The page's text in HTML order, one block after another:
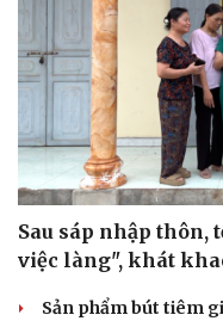
Sau sáp nhập thôn,
việc làng", khát
Sản phẩm bút tiêm